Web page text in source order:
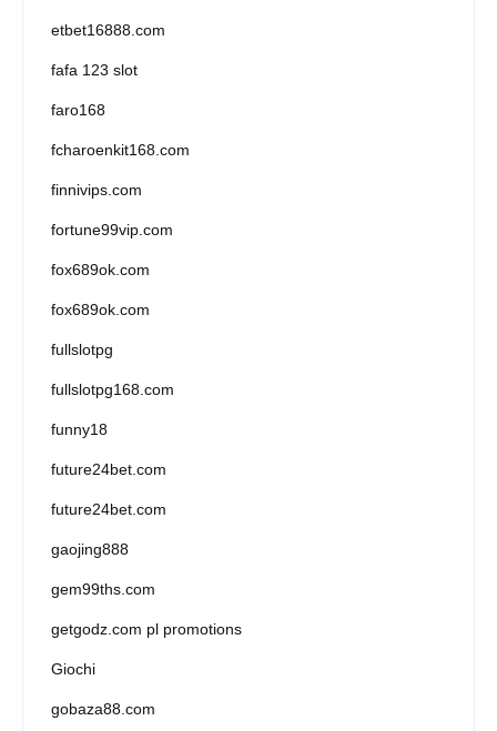
etbet16888.com
fafa 123 slot
faro168
fcharoenkit168.com
finnivips.com
fortune99vip.com
fox689ok.com
fox689ok.com
fullslotpg
fullslotpg168.com
funny18
future24bet.com
future24bet.com
gaojing888
gem99ths.com
getgodz.com pl promotions
Giochi
gobaza88.com